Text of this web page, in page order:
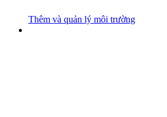
Thêm và quản lý môi trường